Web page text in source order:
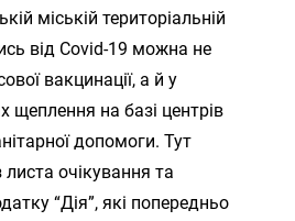
міській територіальній
від Covid-19 можна не
вакцинації, а й у
щеплення на базі центрів
допомоги. Тут
очікування та
“Дія”, які попередньо